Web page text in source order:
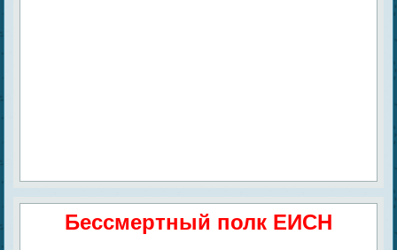
Бессмертный полк ЕИСН